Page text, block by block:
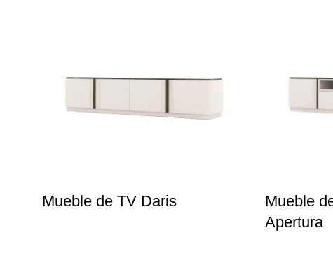
Mueble de TV Daris
Mueble
Apertura